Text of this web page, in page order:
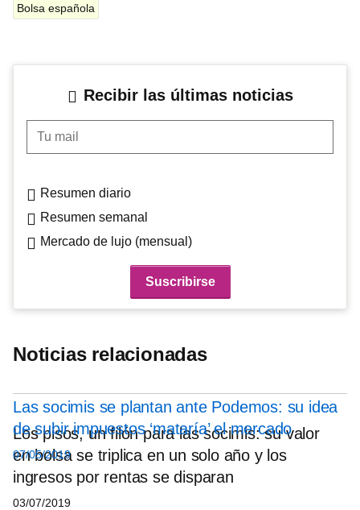
Bolsa española
Recibir las últimas noticias
Tu mail
Resumen diario
Resumen semanal
Mercado de lujo (mensual)
Noticias relacionadas
Las socimis se plantan ante Podemos: su idea
de subir impuestos ‘mataría’ el mercado
07/05/2019
Los pisos, un filón para las socimis: su valor
en bolsa se triplica en un solo año y los
ingresos por rentas se disparan
03/07/2019